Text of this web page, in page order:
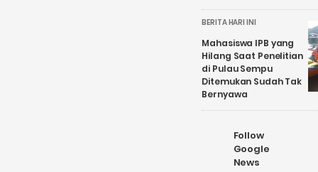
BERITA HARI INI
Mahasiswa IPB yang
Hilang Saat Penelitian
di Pulau Sempu
Ditemukan Sudah Tak
Bernyawa
Follow
Google
News